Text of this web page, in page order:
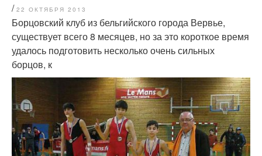
/ 22 ОКТЯБРЯ 2013
Борцовский клуб из бельгийского города Вервье,
существует всего 8 месяцев, но за это короткое время
удалось подготовить несколько очень сильных
борцов, к